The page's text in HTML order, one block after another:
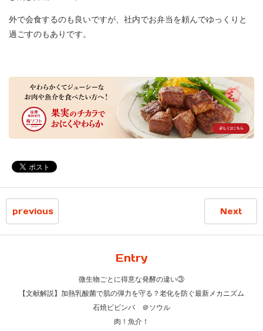
外で会食するのも良いですが、社内でお弁当を頼んでゆっくりと
過ごすのもありです。
previous Next
Entry
微生物ごとに得意な発酵の違い③
【文献解説】加熱乳酸菌で肌の弾力を守る？老化を防ぐ最新メカニズム
石焼ビビンバ ＠ソウル
肉！魚介！